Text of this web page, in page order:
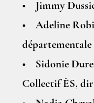
• Jimmy
• Adeline
départementale
• Sidonie
Collectif ÈS,